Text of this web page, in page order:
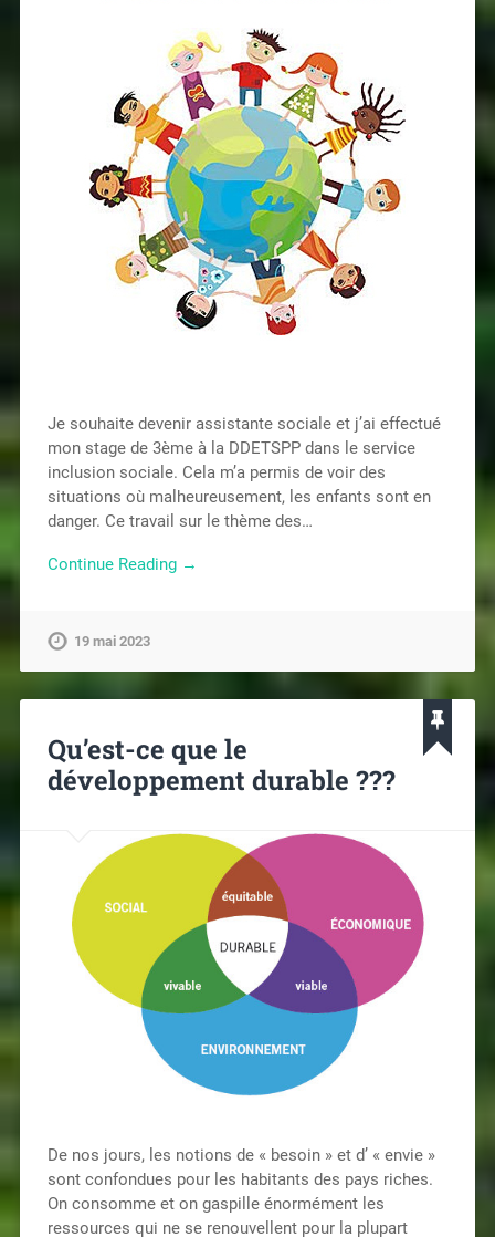
Je souhaite devenir assistante sociale et j’ai effectué
mon stage de 3ème à la DDETSPP dans le service
inclusion sociale. Cela m’a permis de voir des
situations où malheureusement, les enfants sont en
danger. Ce travail sur le thème des…
Continue Reading →
19 mai 2023
Qu’est-ce que le
développement durable ???
De nos jours, les notions de « besoin » et d’ « envie »
sont confondues pour les habitants des pays riches.
On consomme et on gaspille énormément les
ressources qui ne se renouvellent pour la plupart